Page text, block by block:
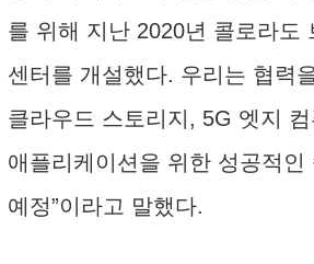
를 위해 지난 2020년 콜로라도
센터를 개설했다. 우리는 협력
클라우드 스토리지, 5G 엣지
애플리케이션을 위한 성공적인
예정”이라고 말했다.